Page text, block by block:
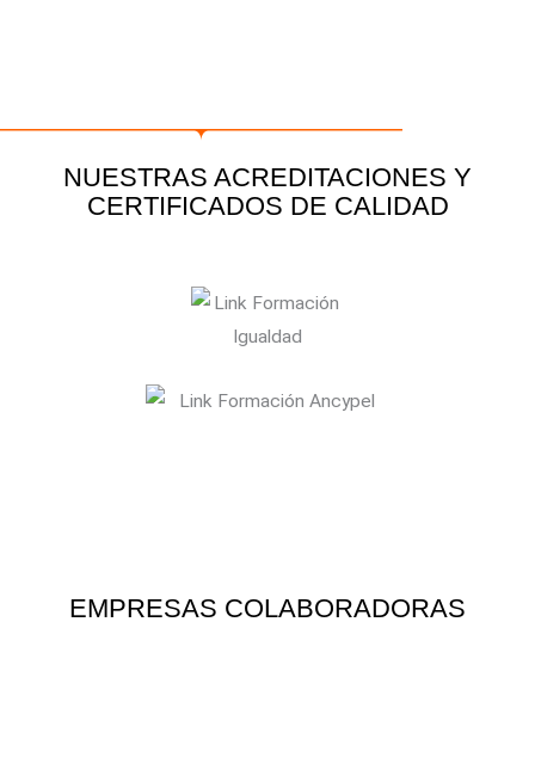
NUESTRAS ACREDITACIONES Y
CERTIFICADOS DE CALIDAD
EMPRESAS COLABORADORAS